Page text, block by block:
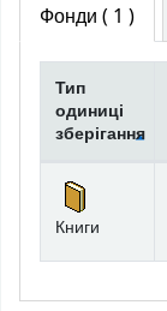
Фонди ( 1 )
Фонди
Тип
одиниці
зберігання
Книги